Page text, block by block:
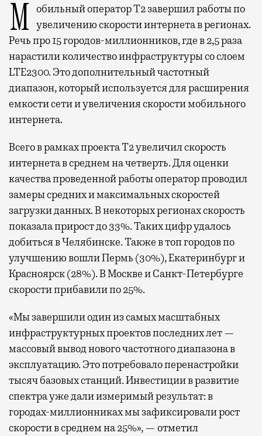
Мобильный оператор Т2 завершил работы по увеличению скорости интернета в регионах.
Речь про 15 городов-миллионников, где в 2,5 раза
нарастили количество инфраструктуры со слоем
LTE2300. Это дополнительный частотный
диапазон, который используется для расширения
емкости сети и увеличения скорости мобильного
интернета.
Всего в рамках проекта Т2 увеличил скорость
интернета в среднем на четверть. Для оценки
качества проведенной работы оператор проводил
замеры средних и максимальных скоростей
загрузки данных. В некоторых регионах скорость
показала прирост до 33%. Таких цифр удалось
добиться в Челябинске. Также в топ городов по
улучшению вошли Пермь (30%), Екатеринбург и
Красноярск (28%). В Москве и Санкт-Петербурге
скорости прибавили по 25%.
«Мы завершили один из самых масштабных
инфраструктурных проектов последних лет —
массовый вывод нового частотного диапазона в
эксплуатацию. Это потребовало перенастройки
тысяч базовых станций. Инвестиции в развитие
спектра уже дали измеримый результат: в
городах-миллионниках мы зафиксировали рост
скорости в среднем на 25%», — отметил